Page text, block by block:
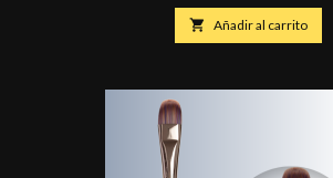
 Añadir al carrito